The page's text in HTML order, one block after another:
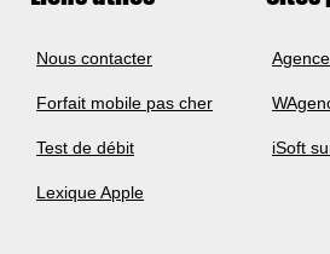
Nous contacter
Forfait mobile pas cher
Test de débit
Lexique Apple
iSoft